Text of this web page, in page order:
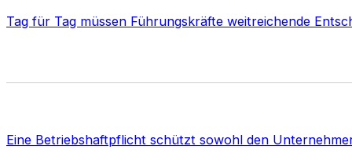
Tag für Tag müssen Führungskräfte weitreichende
Eine Betriebshaftpflicht schützt sowohl den